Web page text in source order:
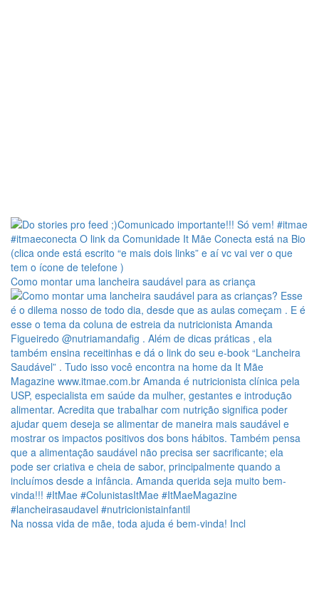
Como montar uma lancheira saudável para as criança
Na nossa vida de mãe, toda ajuda é bem-vinda! Incl